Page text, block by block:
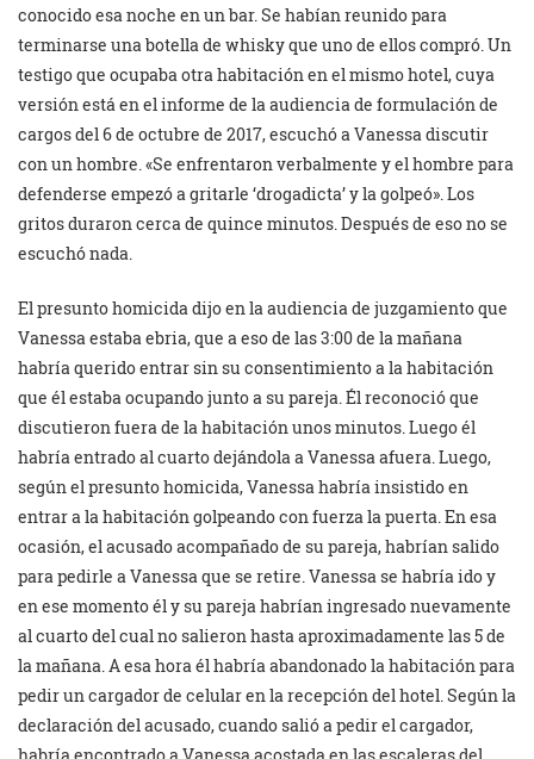
conocido esa noche en un bar. Se habían reunido para
terminarse una botella de whisky que uno de ellos compró. Un
testigo que ocupaba otra habitación en el mismo hotel, cuya
versión está en el informe de la audiencia de formulación de
cargos del 6 de octubre de 2017, escuchó a Vanessa discutir
con un hombre. «Se enfrentaron verbalmente y el hombre para
defenderse empezó a gritarle ‘drogadicta’ y la golpeó». Los
gritos duraron cerca de quince minutos. Después de eso no se
escuchó nada.
El presunto homicida dijo en la audiencia de juzgamiento que
Vanessa estaba ebria, que a eso de las 3:00 de la mañana
habría querido entrar sin su consentimiento a la habitación
que él estaba ocupando junto a su pareja. Él reconoció que
discutieron fuera de la habitación unos minutos. Luego él
habría entrado al cuarto dejándola a Vanessa afuera. Luego,
según el presunto homicida, Vanessa habría insistido en
entrar a la habitación golpeando con fuerza la puerta. En esa
ocasión, el acusado acompañado de su pareja, habrían salido
para pedirle a Vanessa que se retire. Vanessa se habría ido y
en ese momento él y su pareja habrían ingresado nuevamente
al cuarto del cual no salieron hasta aproximadamente las 5 de
la mañana. A esa hora él habría abandonado la habitación para
pedir un cargador de celular en la recepción del hotel. Según la
declaración del acusado, cuando salió a pedir el cargador,